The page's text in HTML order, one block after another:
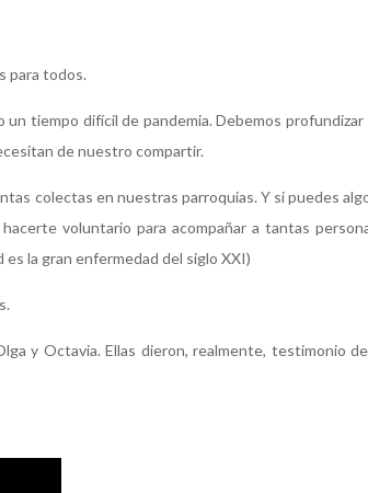
para todos.
tiempo difícil de pandemia. Debemos
de nuestro compartir.
colectas en nuestras parroquias. Y si puedes
voluntario para acompañar a tantas
la gran enfermedad del siglo XXI)
y Octavia. Ellas dieron, realmente, testimonio